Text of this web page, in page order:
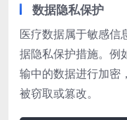
数据隐私保护
医疗数据属于敏感信
据隐私保护措施。例
输中的数据进行加密
被窃取或篡改。